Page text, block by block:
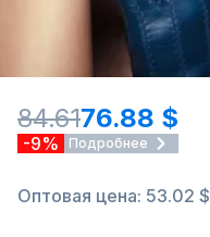
84.6176.88 $
-9% Подробнее
Оптовая цена: 53.02 $